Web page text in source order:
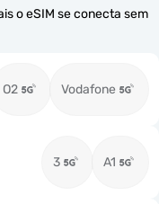
o eSIM se conecta sem
O2 Vodafone
3 A1